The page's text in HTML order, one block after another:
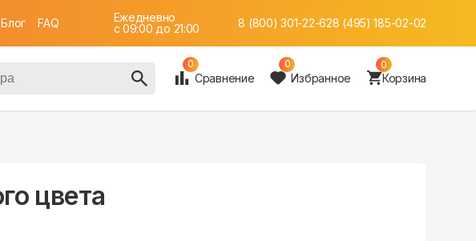
Блог FAQ
Ежедневно
c 09:00 до 21:00
8 (800) 301-22-628 (495) 185-02-02
0
Сравнение
0
Избранное
0
Корзина
цвета